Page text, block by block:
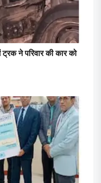
ने परिवार की कार को